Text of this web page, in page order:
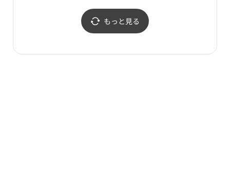
ョン（東仁川）店(씨채
널안경 동인천점)
もっと見る